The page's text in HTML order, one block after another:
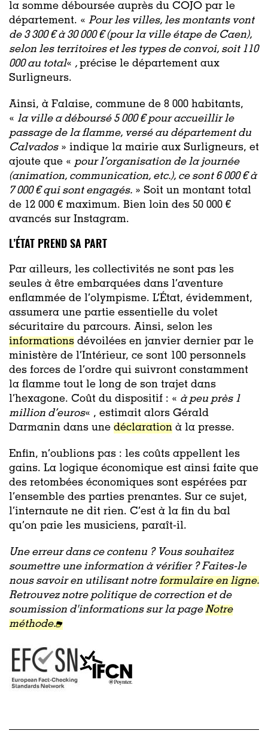
la somme déboursée auprès du COJO par le
département. « Pour les villes, les montants vont
de 3 300 € à 30 000 € (pour la ville étape de Caen),
selon les territoires et les types de convoi, soit 110
000 au total« , précise le département aux
Surligneurs.
Ainsi, à Falaise, commune de 8 000 habitants,
« la ville a déboursé 5 000 € pour accueillir le
passage de la flamme, versé au département du
Calvados» indique la mairie aux Surligneurs, et
ajoute que « pour l’organisation de la journée
(animation, communication, etc.), ce sont 6 000 € à
7 000 € qui sont engagés. » Soit un montant total
de 12 000 € maximum. Bien loin des 50 000 €
avancés sur Instagram.
L’ÉTAT PREND SA PART
Par ailleurs, les collectivités ne sont pas les
seules à être embarquées dans l’aventure
enflammée de l’olympisme. L’État, évidemment,
assumera une partie essentielle du volet
sécuritaire du parcours. Ainsi, selon les
informations dévoilées en janvier dernier par le
ministère de l’Intérieur, ce sont 100 personnels
des forces de l’ordre qui suivront constamment
la flamme tout le long de son trajet dans
l’hexagone. Coût du dispositif : « à peu près 1
million d’euros« , estimait alors Gérald
Darmanin dans une déclaration à la presse.
Enfin, n’oublions pas : les coûts appellent les
gains. La logique économique est ainsi faite que
des retombées économiques sont espérées par
l’ensemble des parties prenantes. Sur ce sujet,
l’internaute ne dit rien. C’est à la fin du bal
qu’on paie les musiciens, paraît-il.
Une erreur dans ce contenu ? Vous souhaitez
soumettre une information à vérifier ? Faites-le
nous savoir en utilisant notreformulaire en ligne.
Retrouvez notre politique de correction et de
soumission d'informations sur la pageNotre
méthode.